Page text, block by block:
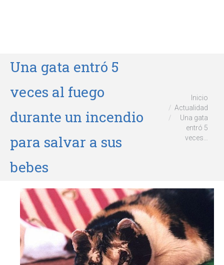
Una gata entró 5
veces al fuego
durante un incendio
para salvar a sus
bebes
Estás aquí:Inicio
Actualidad
Una gata
entró 5
veces…